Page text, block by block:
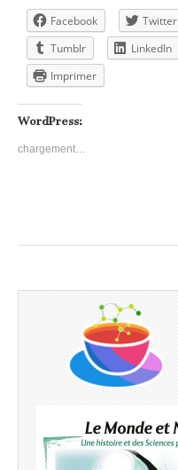
Facebook Twitter
Tumblr
LinkedIn
Imprimer
WordPress:
chargement…